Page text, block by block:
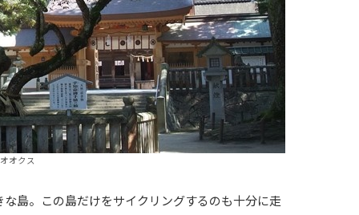
オクス
島。この島だけをサイクリングするのも十分に走